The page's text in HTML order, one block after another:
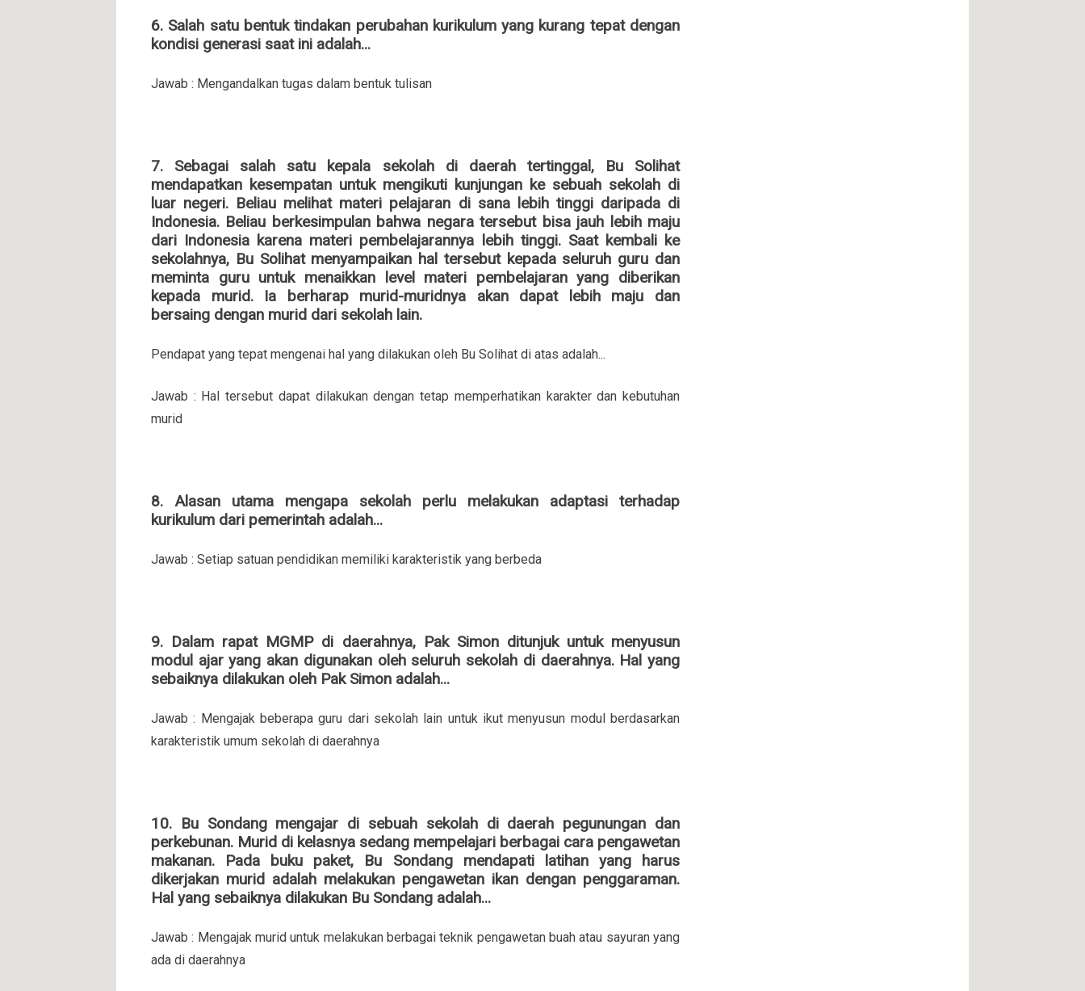
6. Salah satu bentuk tindakan perubahan kurikulum yang kurang tepat dengan
kondisi generasi saat ini adalah...
Jawab : Mengandalkan tugas dalam bentuk tulisan
7. Sebagai salah satu kepala sekolah di daerah tertinggal, Bu Solihat
mendapatkan kesempatan untuk mengikuti kunjungan ke sebuah sekolah di
luar negeri. Beliau melihat materi pelajaran di sana lebih tinggi daripada di
Indonesia. Beliau berkesimpulan bahwa negara tersebut bisa jauh lebih maju
dari Indonesia karena materi pembelajarannya lebih tinggi. Saat kembali ke
sekolahnya, Bu Solihat menyampaikan hal tersebut kepada seluruh guru dan
meminta guru untuk menaikkan level materi pembelajaran yang diberikan
kepada murid. Ia berharap murid-muridnya akan dapat lebih maju dan
bersaing dengan murid dari sekolah lain.
Pendapat yang tepat mengenai hal yang dilakukan oleh Bu Solihat di atas adalah...
Jawab : Hal tersebut dapat dilakukan dengan tetap memperhatikan karakter dan kebutuhan
murid
8. Alasan utama mengapa sekolah perlu melakukan adaptasi terhadap
kurikulum dari pemerintah adalah...
Jawab : Setiap satuan pendidikan memiliki karakteristik yang berbeda
9. Dalam rapat MGMP di daerahnya, Pak Simon ditunjuk untuk menyusun
modul ajar yang akan digunakan oleh seluruh sekolah di daerahnya. Hal yang
sebaiknya dilakukan oleh Pak Simon adalah...
Jawab : Mengajak beberapa guru dari sekolah lain untuk ikut menyusun modul berdasarkan
karakteristik umum sekolah di daerahnya
10. Bu Sondang mengajar di sebuah sekolah di daerah pegunungan dan
perkebunan. Murid di kelasnya sedang mempelajari berbagai cara pengawetan
makanan. Pada buku paket, Bu Sondang mendapati latihan yang harus
dikerjakan murid adalah melakukan pengawetan ikan dengan penggaraman.
Hal yang sebaiknya dilakukan Bu Sondang adalah...
Jawab : Mengajak murid untuk melakukan berbagai teknik pengawetan buah atau sayuran yang
ada di daerahnya